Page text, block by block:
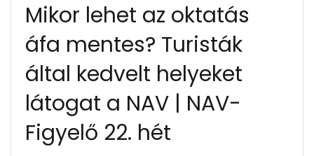
Mikor lehet az oktatás
áfa mentes? Turisták
által kedvelt helyeket
látogat a NAV | NAV-
Figyelő 22. hét